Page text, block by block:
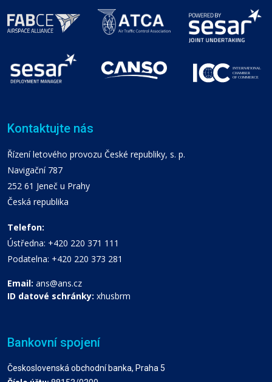
Kontaktujte nás
Řízení letového provozu České republiky, s. p.
Navigační 787
252 61 Jeneč u Prahy
Česká republika
Telefon:
Ústředna: +420 220 371 111
Podatelna: +420 220 373 281
Email: ans@ans.cz
ID datové schránky: xhusbrm
Bankovní spojení
Československá obchodní banka, Praha 5